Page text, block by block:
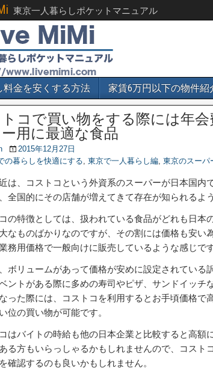
東京一人暮らしポケットマニュアル
料金を安くする方法 家賃6万円以下の物件紹
コで買い物をする際には年
用に最適な食品
2015年12月27日
の暮らしを快適にする, 東京で一人暮らし編, 東京のスーパ
は、コストコという外資系のスーパーが日本国内
全国的にその店舗が増えてきて存在が知られるよ
の特徴としては、扱われている食品がどれも日本
なものばかりなのですが、その割には価格も安い
務用価格で一般向けに販売しているような感じです
ボリュームがあって価格が安めに設定されている
ントがある際に多めの寿司やピザ、サンドイッチ
った際には、コストコを利用するとお手頃価格で
位の買い物が可能です。
はバイトの時給も他の日本企業と比較すると高額
る方もいらっしゃるかもしれませんので、コスト
確認するのも良いかもしれません。